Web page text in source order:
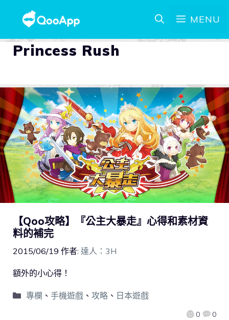
MENU
Princess Rush
【Qoo攻略】『公主大暴走』心得和素材資
料的補完
2015/06/19 作者: 達人：3H
0 0
額外的小心得！
專欄 、 手機遊戲、 攻略、 日本遊戲